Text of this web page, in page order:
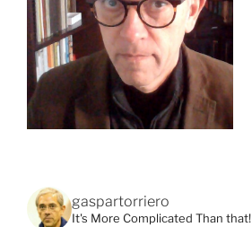
gaspartorriero
It's More Complicated Than that!